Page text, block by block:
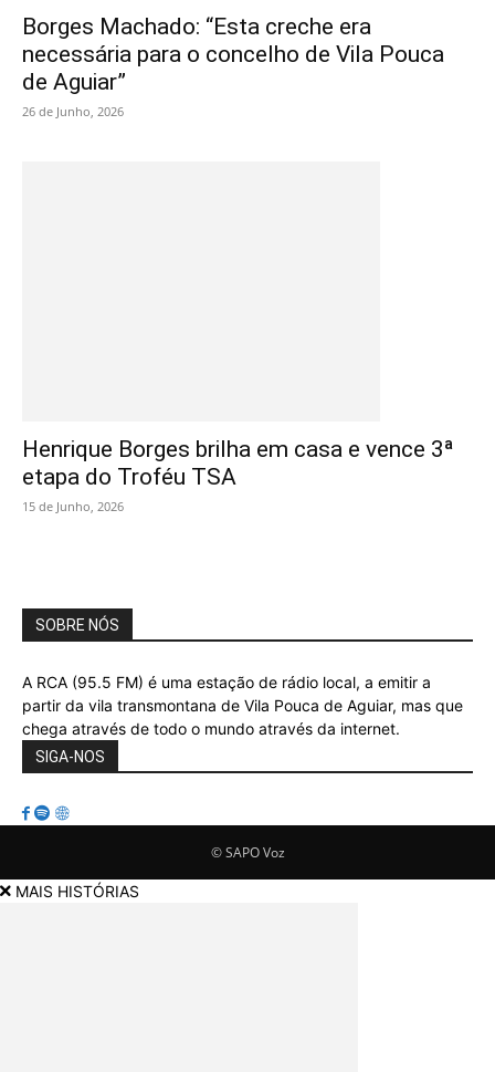
Borges Machado: “Esta creche era
necessária para o concelho de Vila Pouca
de Aguiar”
26 de Junho, 2026
Henrique Borges brilha em casa e vence 3ª
etapa do Troféu TSA
15 de Junho, 2026
SOBRE NÓS
A RCA (95.5 FM) é uma estação de rádio local, a emitir a
partir da vila transmontana de Vila Pouca de Aguiar, mas que
chega através de todo o mundo através da internet.
SIGA-NOS
© SAPO Voz
MAIS HISTÓRIAS